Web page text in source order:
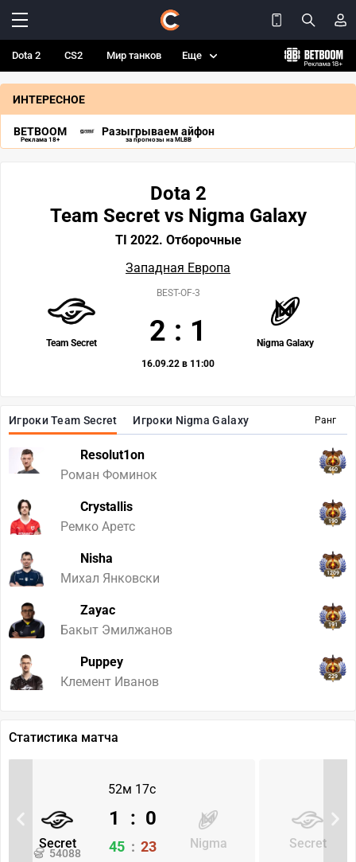
Dota 2 CS2 Мир танков Еще
ИНТЕРЕСНОЕ
BETBOOM
Реклама 18+
Разыгрываем айфон
за прогнозы на MLBB
Ранг
Игроки Team Secret Игроки Nigma Galaxy
Resolut1on
Роман Фоминок
460
Crystallis
Ремко Аретс
190
Nisha
Михал Янковски
1209
Zayac
Бакыт Эмилжанов
191
Puppey
Клемент Иванов
229
Dota 2
Team Secret vs Nigma Galaxy
TI 2022. Отборочные
Западная Европа
Team Secret Nigma Galaxy
BEST-OF-3
2 : 1
16.09.22 в 11:00
Статистика матча
52м 17с
Secret
54088
Nigma
1 : 0
45 : 23 Secret